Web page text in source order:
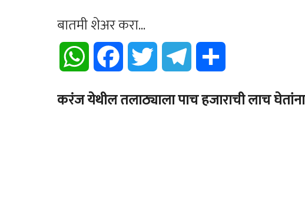
बातमी शेअर करा...
WhatsApp Facebook Twitter Telegram
करंज येथील तलाठ्याला पाच हजाराची लाच